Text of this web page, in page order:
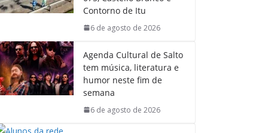
o
p
I
Contorno de Itu
6 de agosto de 2026
Agenda Cultural de Salto
tem música, literatura e
humor neste fim de
semana
6 de agosto de 2026